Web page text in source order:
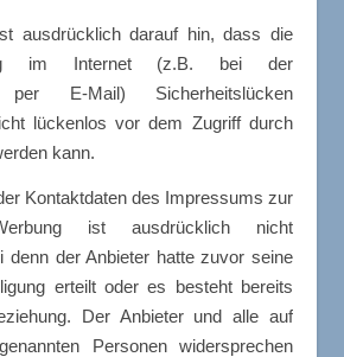
ausdrücklich darauf hin, dass die
im Internet (z.B. bei der
per E-Mail) Sicherheitslücken
lückenlos vor dem Zugriff durch
kann.
Kontaktdaten des Impressums zur
ist ausdrücklich nicht
denn der Anbieter hatte zuvor seine
erteilt oder es besteht bereits
Der Anbieter und alle auf
Personen widersprechen